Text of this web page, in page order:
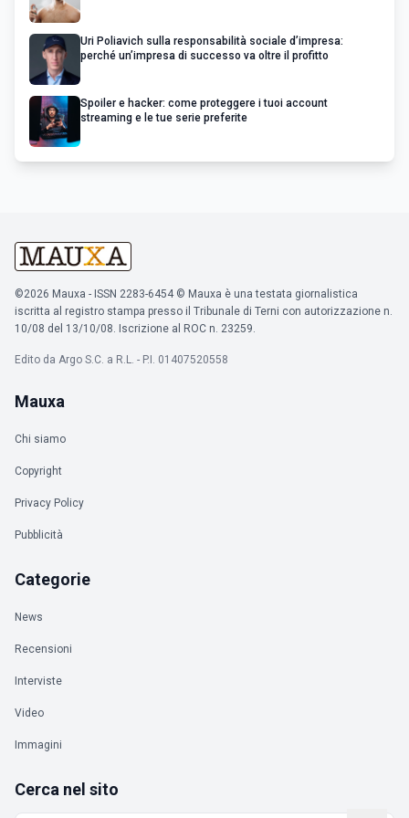
Uri Poliavich sulla responsabilità sociale d’impresa:
perché un’impresa di successo va oltre il profitto
Spoiler e hacker: come proteggere i tuoi account
streaming e le tue serie preferite
©2026 Mauxa - ISSN 2283-6454 © Mauxa è una testata giornalistica
iscritta al registro stampa presso il Tribunale di Terni con autorizzazione n.
10/08 del 13/10/08. Iscrizione al ROC n. 23259.
Edito da Argo S.C. a R.L. - P.I. 01407520558
Mauxa
Chi siamo
Copyright
Privacy Policy
Pubblicità
Categorie
News
Recensioni
Interviste
Video
Immagini
Cerca nel sito